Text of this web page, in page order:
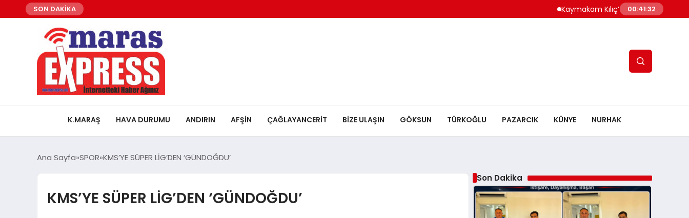
SON DAKİKA Kaymakam Kılıç’tan Kaymakam Bulut’a
00:41:33
K.MARAŞ HAVA DURUMU ANDIRIN AFŞİN ÇAĞLAYANCERİT BİZE ULAŞIN GÖKSUN TÜRKOĞLU PAZARCIK KÜNYE NURHAK
Ana Sayfa SPOR KMS’YE SÜPER LİG’DEN ‘GÜNDOĞDU’
KMS’YE SÜPER LİG’DEN ‘GÜNDOĞDU’
Son Dakika